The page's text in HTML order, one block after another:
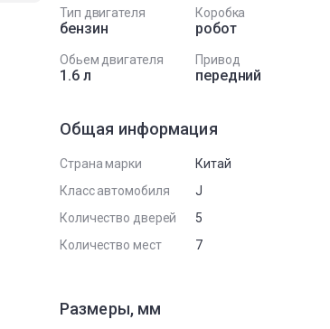
Тип двигателя
бензин
Коробка
робот
Обьем двигателя
1.6 л
Привод
передний
Общая информация
Страна марки
Китай
Класс автомобиля
J
Количество дверей
5
Количество мест
7
Размеры, мм